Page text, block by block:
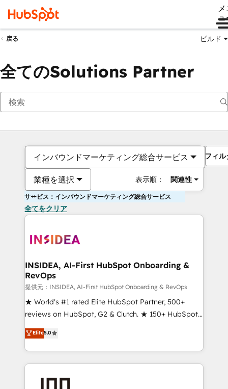
ュ
戻る ビルド
全てのSolutions Partner
インバウンドマーケティング総合サービス
業種を選択 表示順： 関連性
フィル
サービス：インバウンドマーケティング総合サービス
全てをクリア
INSIDEA, AI-First HubSpot Onboarding &
RevOps
提供元：INSIDEA, AI-First HubSpot Onboarding & RevOps
★ World's #1 rated Elite HubSpot Partner, 500+
reviews on HubSpot, G2 & Clutch. ★ 150+ HubSpot
Certified Experts & Trainers across the team ★
1,500+ implementations across five continents ★ AI-
First, RevOps-led, Onboarding obsessed ★
Company of the Year 2024/25 INSIDEA helps
Elite5.0